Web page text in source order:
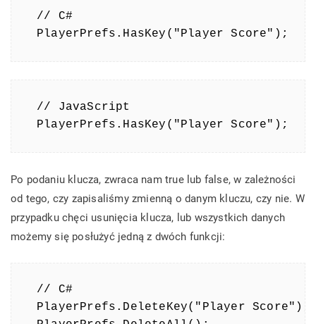
// C#
PlayerPrefs.HasKey("Player Score");
// JavaScript
PlayerPrefs.HasKey("Player Score");
Po podaniu klucza, zwraca nam true lub false, w zależności
od tego, czy zapisaliśmy zmienną o danym kluczu, czy nie. W
przypadku chęci usunięcia klucza, lub wszystkich danych
możemy się posłużyć jedną z dwóch funkcji:
// C#
PlayerPrefs.DeleteKey("Player Score");